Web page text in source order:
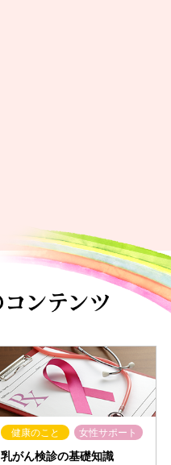
健康のこと 女性サポート
乳がん検診の基礎知識